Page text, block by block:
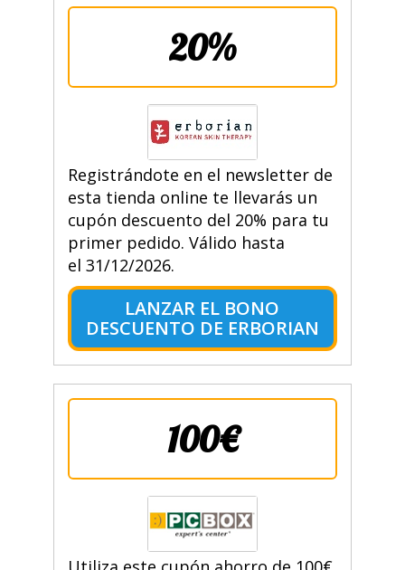
20%
Registrándote en el newsletter de
esta tienda online te llevarás un
cupón descuento del 20% para tu
primer pedido. Válido hasta
el 31/12/2026.
LANZAR EL BONO
DESCUENTO DE ERBORIAN
100€